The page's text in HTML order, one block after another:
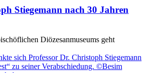
Stiegemann nach 30 Jahren
Diözesanmuseums geht